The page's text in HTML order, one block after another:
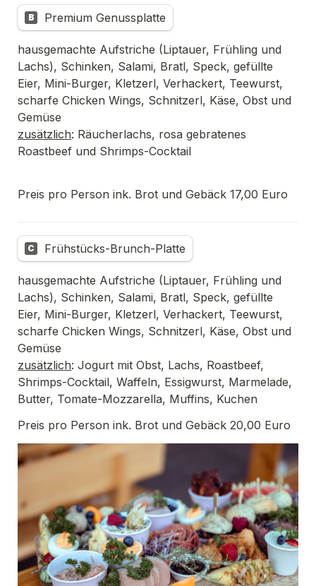
B Premium Genussplatte
hausgemachte Aufstriche (Liptauer, Frühling und
Lachs), Schinken, Salami, Bratl, Speck, gefüllte
Eier, Mini-Burger, Kletzerl, Verhackert, Teewurst,
scharfe Chicken Wings, Schnitzerl, Käse, Obst und
zusätzlich: Räucherlachs, rosa gebratenes
Roastbeef und Shrimps-Cocktail
Preis pro Person ink. Brot und Gebäck 17,00 Euro
C Frühstücks-Brunch-Platte
hausgemachte Aufstriche (Liptauer, Frühling und
Lachs), Schinken, Salami, Bratl, Speck, gefüllte
Eier, Mini-Burger, Kletzerl, Verhackert, Teewurst,
scharfe Chicken Wings, Schnitzerl, Käse, Obst und
zusätzlich: Jogurt mit Obst, Lachs, Roastbeef,
Shrimps-Cocktail, Waffeln, Essigwurst, Marmelade,
Butter, Tomate-Mozzarella, Muffins, Kuchen
Preis pro Person ink. Brot und Gebäck 20,00 Euro